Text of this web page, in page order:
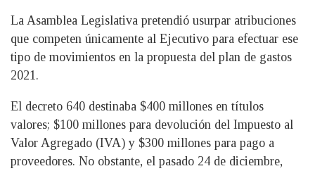
La Asamblea Legislativa pretendió usurpar atribuciones
que competen únicamente al Ejecutivo para efectuar ese
tipo de movimientos en la propuesta del plan de gastos
2021.
El decreto 640 destinaba $400 millones en títulos
valores; $100 millones para devolución del Impuesto al
Valor Agregado (IVA) y $300 millones para pago a
proveedores. No obstante, el pasado 24 de diciembre,